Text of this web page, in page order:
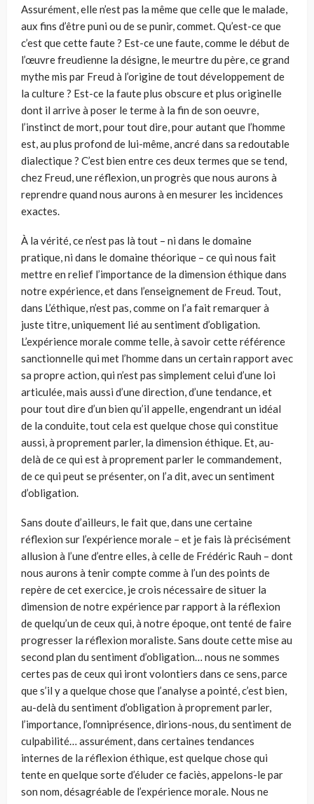
Assurément, elle n’est pas la même que celle que le malade,
aux fins d’être puni ou de se punir, commet. Qu’est-ce que
c’est que cette faute ? Est-ce une faute, comme le début de
l’œuvre freudienne la désigne, le meurtre du père, ce grand
mythe mis par Freud à l’origine de tout développement de
la culture ? Est-ce la faute plus obs­cure et plus originelle
dont il arrive à poser le terme à la fin de son oeuvre,
l’instinct de mort, pour tout dire, pour autant que l’homme
est, au plus profond de lui-même, ancré dans sa redoutable
dialectique ? C’est bien entre ces deux termes que se tend,
chez Freud, une réflexion, un progrès que nous aurons à
reprendre quand nous aurons à en mesurer les inci­dences
exactes.
À la vérité, ce n’est pas là tout – ni dans le domaine
pratique, ni dans le domaine théorique – ce qui nous fait
mettre en relief l’importance de la dimension éthique dans
notre expérience, et dans l’enseignement de Freud. Tout,
dans L’éthique, n’est pas, comme on l’a fait remarquer à
juste titre, uniquement lié au sentiment d’obligation.
L’expérience morale comme telle, à savoir cette référence
sanctionnelle qui met l’homme dans un certain rapport avec
sa propre action, qui n’est pas simplement celui d’une loi
articulée, mais aussi d’une direction, d’une tendance, et
pour tout dire d’un bien qu’il appelle, engendrant un idéal
de la conduite, tout cela est quelque chose qui constitue
aussi, à proprement parler, la dimen­sion éthique. Et, au-
delà de ce qui est à proprement parler le commande­ment,
de ce qui peut se présenter, on l’a dit, avec un sentiment
d’obliga­tion.
Sans doute d’ailleurs, le fait que, dans une certaine
réflexion sur l’ex­périence morale – et je fais là précisément
allusion à l’une d’entre elles, à celle de Frédéric Rauh – dont
nous aurons à tenir compte comme à l’un des points de
repère de cet exercice, je crois nécessaire de situer la
dimen­sion de notre expérience par rapport à la réflexion
de quelqu’un de ceux qui, à notre époque, ont tenté de faire
progresser la réflexion moraliste. Sans doute cette mise au
second plan du sentiment d’obligation… nous ne sommes
certes pas de ceux qui iront volontiers dans ce sens, parce
que s’il y a quelque chose que l’analyse a pointé, c’est bien,
au-delà du sentiment d’obligation à proprement parler,
l’importance, l’omniprésence, dirions-nous, du sentiment de
culpabilité… assurément, dans certaines tendances
internes de la réflexion éthique, est quelque chose qui
tente en quelque sorte d’éluder ce faciès, appelons-le par
son nom, désagréable de l’expé­rience morale. Nous ne